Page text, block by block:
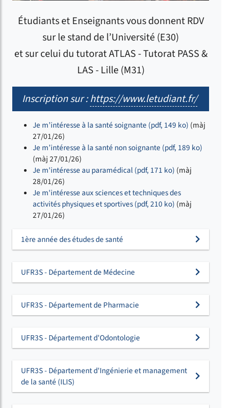
Étudiants et Enseignants vous donnent RDV
sur le stand de l’Université (E30)
et sur celui du tutorat ATLAS - Tutorat PASS &
LAS - Lille (M31)
Inscription sur :https://www.letudiant.fr/
Je m’intéresse à la santé soignante (pdf, 149 ko) (màj
27/01/26)
Je m’intéresse à la santé non soignante (pdf, 189 ko)
(màj 27/01/26)
Je m'intéresse au paramédical (pdf, 171 ko) (màj
28/01/26)
Je m'intéresse aux sciences et techniques des
activités physiques et sportives (pdf, 210 ko) (màj
27/01/26)
1ère année des études de santé
UFR3S - Département de Médecine
UFR3S - Département de Pharmacie
UFR3S - Département d'Odontologie
UFR3S - Département d'Ingénierie et management
de la santé (ILIS)